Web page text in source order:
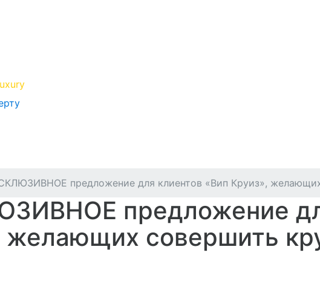
предложение для клиентов «Вип Круиз»,
предложение
желающих совершить